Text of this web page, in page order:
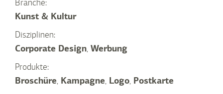
Branche:
Kunst & Kultur
Disziplinen:
Corporate Design, Werbung
Produkte:
Broschüre, Kampagne, Logo, Postkarte